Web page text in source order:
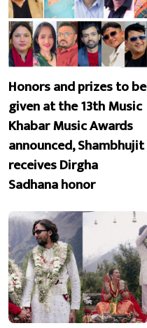
Honors and prizes to be
given at the 13th Music
Khabar Music Awards
announced, Shambhujit
receives Dirgha
Sadhana honor